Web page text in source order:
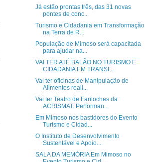
Já estão prontas três, das 31 novas
pontes de conc...
Turismo e Cidadania em Transformação
na Terra de R...
População de Mimoso será capacitada
para ajudar na...
VAI TER ATÉ BALÃO NO TURISMO E
CIDADANIA EM TRANSF...
Vai ter oficinas de Manipulação de
Alimentos reali...
Vai ter Teatro de Fantoches da
ACRISMAT. Performan...
Em Mimoso nos bastidores do Evento
Turismo e Cidad...
O Instituto de Desenvolvimento
Sustentável e Apoio...
SALA DA MEMÓRIA Em Mimoso no